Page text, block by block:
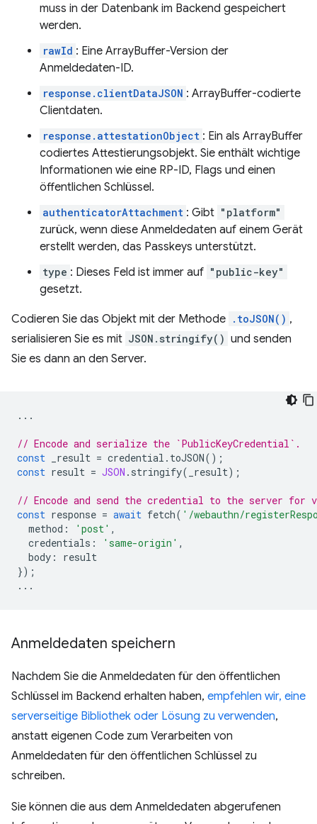
muss in der Datenbank im Backend gespeichert
werden.
rawId : Eine ArrayBuffer-Version der
Anmeldedaten-ID.
response.clientDataJSON : ArrayBuffer-codierte
Clientdaten.
response.attestationObject : Ein als ArrayBuffer
codiertes Attestierungsobjekt. Sie enthält wichtige
Informationen wie eine RP-ID, Flags und einen
öffentlichen Schlüssel.
authenticatorAttachment : Gibt "platform"
zurück, wenn diese Anmeldedaten auf einem Gerät
erstellt werden, das Passkeys unterstützt.
type : Dieses Feld ist immer auf "public-key"
gesetzt.
Codieren Sie das Objekt mit der Methode .toJSON() ,
serialisieren Sie es mit JSON.stringify() und senden
Sie es dann an den Server.
...
// Encode and serialize the `PublicKeyCredential`.
const
_result = credential . toJSON();
const result = JSON . stringify( _result);
// Encode and send the credential to the server
const response = await fetch( '/webauthn/
method : 'post' ,
credentials : 'same-origin' ,
body :
result
});
...
Anmeldedaten speichern
Nachdem Sie die Anmeldedaten für den öffentlichen
Schlüssel im Backend erhalten haben, empfehlen wir, eine
serverseitige Bibliothek oder Lösung zu verwenden,
anstatt eigenen Code zum Verarbeiten von
Anmeldedaten für den öffentlichen Schlüssel zu
schreiben.
Sie können die aus dem Anmeldedaten abgerufenen